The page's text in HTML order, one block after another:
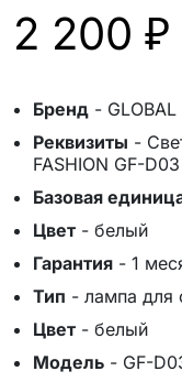
2 200 ₽
Бренд - GLOBAL
Реквизиты -
FASHION GF-
Базовая
Цвет - белый
Гарантия - 1
Тип - лампа для
Цвет - белый
Модель - GF-